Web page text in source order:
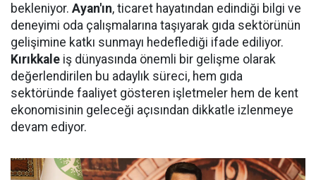
bekleniyor. Ayan'ın, ticaret hayatından edindiği bilgi ve
deneyimi oda çalışmalarına taşıyarak gıda sektörünün
gelişimine katkı sunmayı hedeflediği ifade ediliyor.
Kırıkkale iş dünyasında önemli bir gelişme olarak
değerlendirilen bu adaylık süreci, hem gıda
sektöründe faaliyet gösteren işletmeler hem de kent
ekonomisinin geleceği açısından dikkatle izlenmeye
devam ediyor.